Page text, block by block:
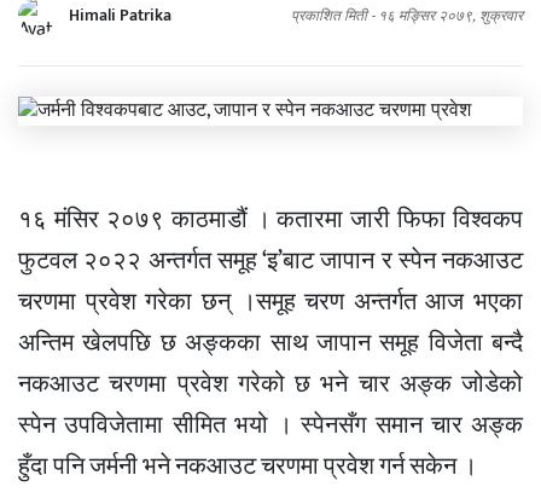
Himali Patrika प्रकाशित मिती - १६ मङ्सिर २०७९, शुक्रवार
१६ मंसिर २०७९ काठमाडौं । कतारमा जारी फिफा विश्वकप
फुटवल २०२२ अन्तर्गत समूह ‘इ’बाट जापान र स्पेन नकआउट
चरणमा प्रवेश गरेका छन् ।समूह चरण अन्तर्गत आज भएका
अन्तिम खेलपछि छ अङ्कका साथ जापान समूह विजेता बन्दै
नकआउट चरणमा प्रवेश गरेको छ भने चार अङ्क जोडेको
स्पेन उपविजेतामा सीमित भयो । स्पेनसँग समान चार अङ्क
हुँदा पनि जर्मनी भने नकआउट चरणमा प्रवेश गर्न सकेन ।